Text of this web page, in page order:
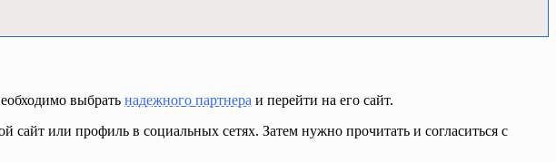
выбрать надежного партнера и перейти на его сайт.
сайт или профиль в социальных сетях. Затем нужно прочитать и согласиться с